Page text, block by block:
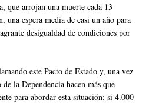
que arrojan una muerte cada 13
una espera media de casi un año para
desigualdad de condiciones por
este Pacto de Estado y, una vez
la Dependencia hacen más que
para abordar esta situación; si 4.000